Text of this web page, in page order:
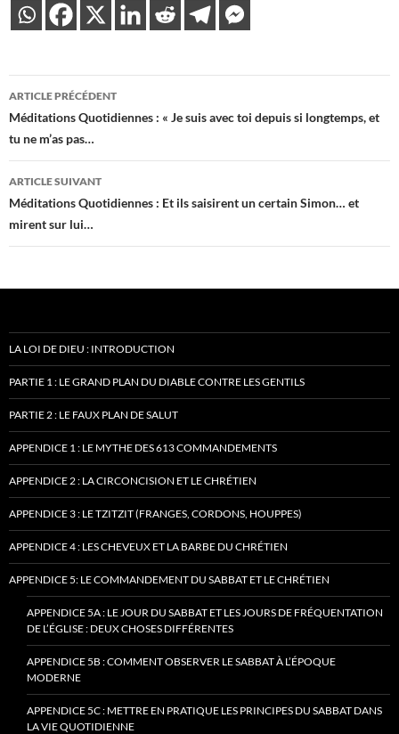
Navigation
des
articles
ARTICLE PRÉCÉDENT
Méditations Quotidiennes : « Je suis avec toi depuis si longtemps, et
tu ne m’as pas…
ARTICLE SUIVANT
Méditations Quotidiennes : Et ils saisirent un certain Simon… et
mirent sur lui…
LA LOI DE DIEU : INTRODUCTION
PARTIE 1 : LE GRAND PLAN DU DIABLE CONTRE LES GENTILS
PARTIE 2 : LE FAUX PLAN DE SALUT
APPENDICE 1 : LE MYTHE DES 613 COMMANDEMENTS
APPENDICE 2 : LA CIRCONCISION ET LE CHRÉTIEN
APPENDICE 3 : LE TZITZIT (FRANGES, CORDONS, HOUPPES)
APPENDICE 4 : LES CHEVEUX ET LA BARBE DU CHRÉTIEN
APPENDICE 5: LE COMMANDEMENT DU SABBAT ET LE CHRÉTIEN
APPENDICE 5A : LE JOUR DU SABBAT ET LES JOURS DE FRÉQUENTATION
DE L’ÉGLISE : DEUX CHOSES DIFFÉRENTES
APPENDICE 5B : COMMENT OBSERVER LE SABBAT À L’ÉPOQUE
MODERNE
APPENDICE 5C : METTRE EN PRATIQUE LES PRINCIPES DU SABBAT DANS
LA VIE QUOTIDIENNE